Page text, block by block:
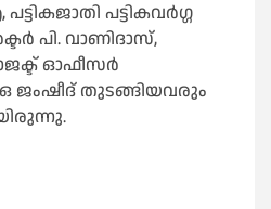
പട്ടികവര്‍ഗ്ഗ
പി. വാണിദാസ്,
ഓഫീസര്‍
ജംഷീദ് തുടങ്ങിയവരും